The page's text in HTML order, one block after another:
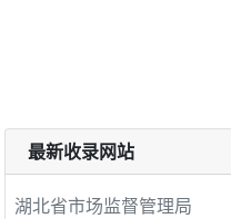
最新收录网站
湖北省市场监督管理局